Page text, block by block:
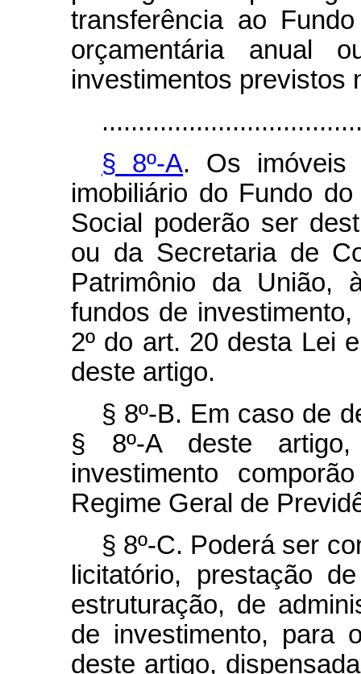
transferência ao
orçamentária anual
investimentos previstos
§ 8º-A. Os imóveis
imobiliário do Fundo
Social poderão ser
ou da Secretaria de
Patrimônio da União,
fundos de
2º do art. 20 desta Lei
deste artigo.
§ 8º-B. Em caso de
§ 8º-A deste
investimento
Regime Geral de
§ 8º-C. Poderá ser
licitatório, prestação
estruturação, de
de investimento, para
deste artigo,